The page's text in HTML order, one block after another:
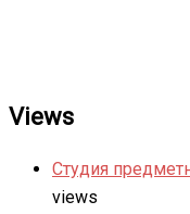
Views
Студия
views